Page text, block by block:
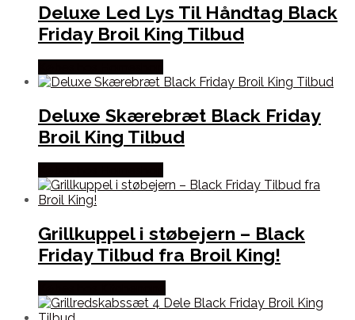
Deluxe Led Lys Til Håndtag Black
Friday Broil King Tilbud
Deluxe Skærebræt Black Friday
Broil King Tilbud
Grillkuppel i støbejern – Black
Friday Tilbud fra Broil King!